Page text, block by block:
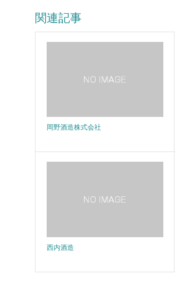
関連記事
岡野酒造株式会社
西内酒造